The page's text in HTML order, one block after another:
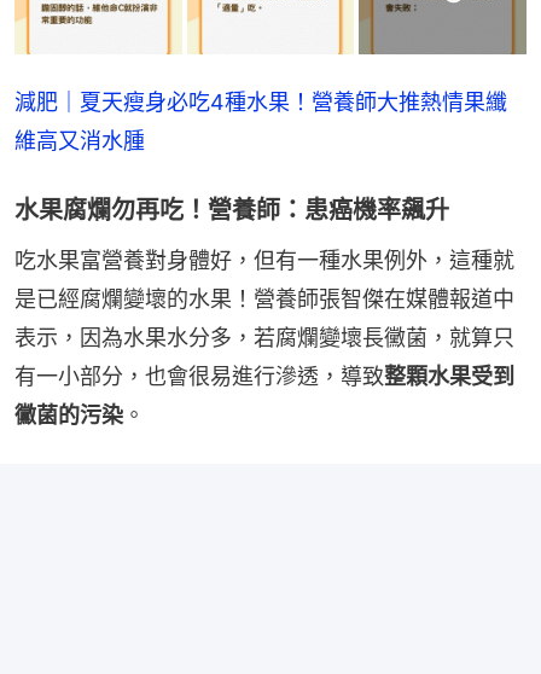
減肥｜夏天瘦身必吃4種水果！營養師大推熱情果纖
維高又消水腫
水果腐爛勿再吃！營養師：患癌機率飆升
吃水果富營養對身體好，但有一種水果例外，這種就
是已經腐爛變壞的水果！營養師張智傑在媒體報道中
表示，因為水果水分多，若腐爛變壞長黴菌，就算只
有一小部分，也會很易進行滲透，導致整顆水果受到
黴菌的污染 。